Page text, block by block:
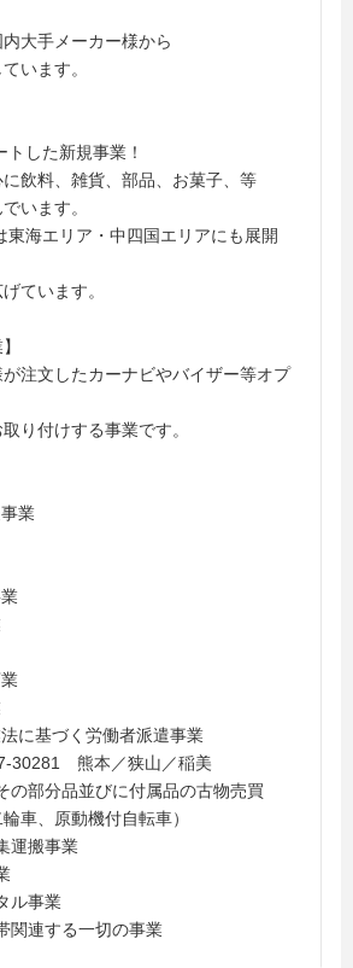
大手メーカー様から
います。
した新規事業！
飲料、雑貨、部品、お菓子、等
います。
東海エリア・中四国エリアにも展開
ています。
注文したカーナビやバイザー等オプ
り付けする事業です。
業
に基づく労働者派遣事業
熊本／狭山／稲美
の部分品並びに付属品の古物売買
車、原動機付自転車）
運搬事業
ル事業
関連する一切の事業